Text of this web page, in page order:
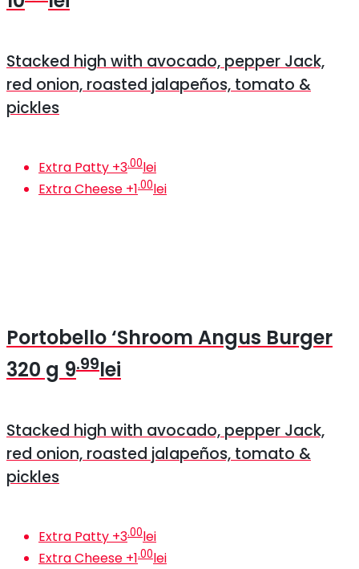
Stacked high with avocado, pepper Jack,
red onion, roasted jalapeños, tomato &
pickles
Extra Patty +3.00lei
Extra Cheese +1.00lei
Portobello ‘Shroom Angus Burger
320 g 9.99lei
Stacked high with avocado, pepper Jack,
red onion, roasted jalapeños, tomato &
pickles
Extra Patty +3.00lei
Extra Cheese +1.00lei